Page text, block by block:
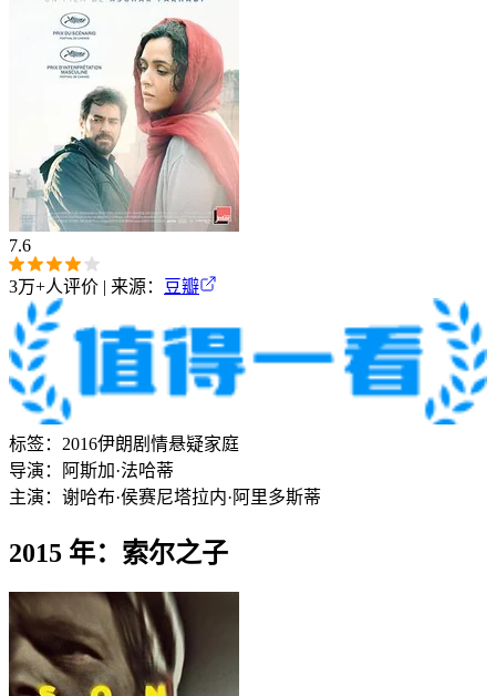
7.6
3万+人评价 | 来源： 豆瓣
标签： 2016伊朗剧情悬疑家庭
导演：
阿斯加·法哈蒂
主演： 谢哈布·侯赛尼塔拉内·阿里多斯蒂
2015 年：索尔之子